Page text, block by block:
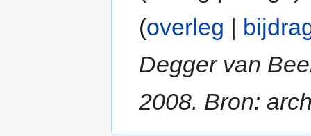
(overleg |
Degger van
2008. Bron: